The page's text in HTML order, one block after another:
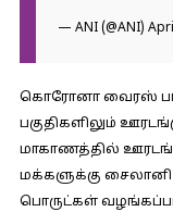
— ANI (@ANI)
கொரோனா வைரஸ்
பகுதிகளிலும்
மாகாணத்தில்
மக்களுக்கு
பொருட்கள்